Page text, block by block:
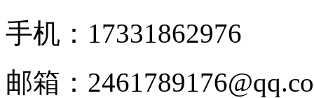
手机：17331862976
邮箱：